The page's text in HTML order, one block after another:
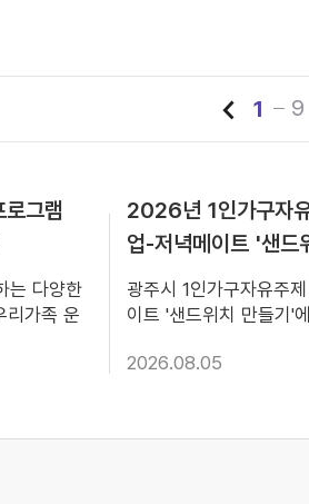
그램
는 다양한
리가족 운
간 :
9. 5.(토)
2026년 1인가구자
업-저녁메이트 '샌드
참여자 모집
광주시 1인가구자유주
이트 '샌드위치 만들기'
여 부탁드립니다. 가. 모
2026.08.07.(금
2026.08.05
1 / 9